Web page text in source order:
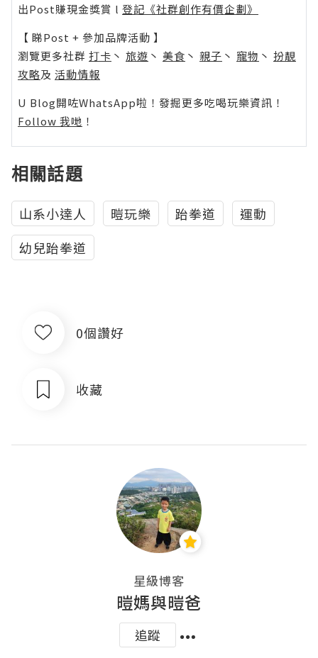
出Post賺現金獎賞 l 登記《社群創作有價企劃》
【 睇Post + 參加品牌活動 】
瀏覽更多社群 打卡 丶 旅遊 丶 美食 丶 親子 丶 寵物 丶 扮靚
攻略及 活動情報
U Blog開咗WhatsApp啦！發掘更多吃喝玩樂資訊！
Follow 我哋 ！
相關話題
山系小達人 暟玩樂 跆拳道
運動
幼兒跆拳道
0個讚好
收藏
星級博客
暟媽與暟爸
追蹤